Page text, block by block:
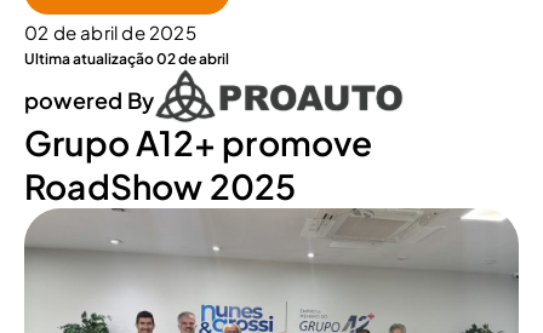
02 de abril de 2025
Ultima atualização 02 de abril
powered By
Grupo A12+ promove
RoadShow 2025